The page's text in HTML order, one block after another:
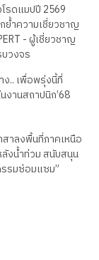
รดแมปปี 2569
ย้ำความเชี่ยวชาญ
- ผู้เชี่ยวชาญ
วงจร
.. เพื่อพรุ่งนี้ที่
งานสถาปนิก’68
สาลงพื้นที่ภาคเหนือ
งน้ำท่วม สนับสนุน
รมซ่อมแซม”